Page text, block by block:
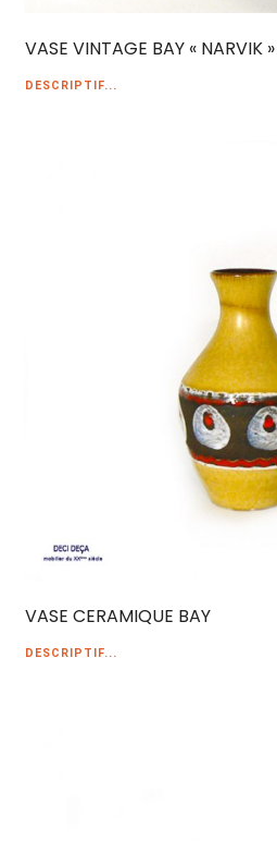
VASE VINTAGE BAY « NARVIK »
DESCRIPTIF...
VASE CERAMIQUE BAY
DESCRIPTIF...